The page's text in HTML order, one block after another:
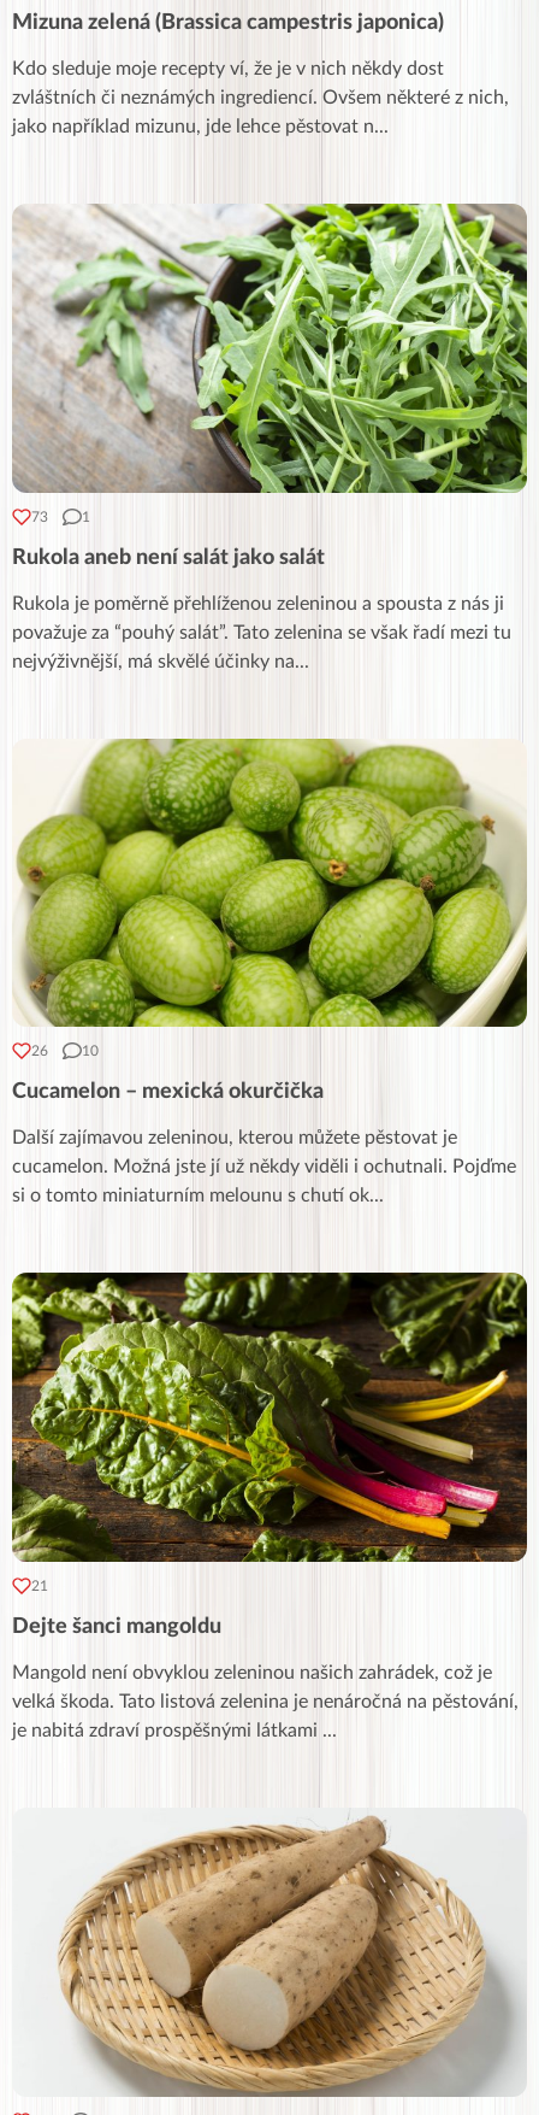
Mizuna zelená (Brassica campestris japonica)
Kdo sleduje moje recepty ví, že je v nich někdy dost
zvláštních či neznámých ingrediencí. Ovšem některé z nich,
jako například mizunu, jde lehce pěstovat n...
73 1
Rukola aneb není salát jako salát
Rukola je poměrně přehlíženou zeleninou a spousta z nás ji
považuje za “pouhý salát”. Tato zelenina se však řadí mezi tu
nejvýživnější, má skvělé účinky na...
26 10
Cucamelon – mexická okurčička
Další zajímavou zeleninou, kterou můžete pěstovat je
cucamelon. Možná jste jí už někdy viděli i ochutnali. Pojďme
si o tomto miniaturním melounu s chutí ok...
21
Dejte šanci mangoldu
Mangold není obvyklou zeleninou našich zahrádek, což je
velká škoda. Tato listová zelenina je nenáročná na pěstování,
je nabitá zdraví prospěšnými látkami ...